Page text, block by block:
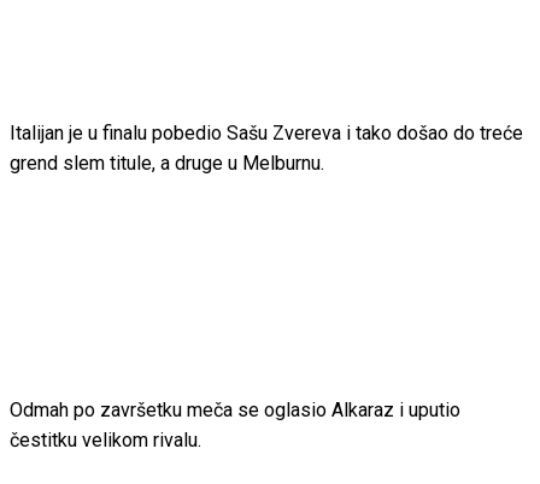
Italijan je u finalu pobedio Sašu Zvereva i tako došao do treće
grend slem titule, a druge u Melburnu.
Odmah po završetku meča se oglasio Alkaraz i uputio
čestitku velikom rivalu.